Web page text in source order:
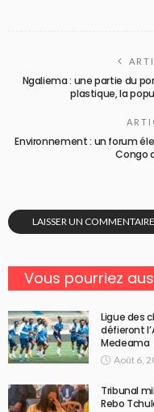
Ngaliema : une partie du
plastique, la
Environnement : un forum
Congo
LAISSER UN COMMENTAIRE
Vous pourriez
Ligue des
défieront
Medeama
Août 6,
Tribunal
Rebo